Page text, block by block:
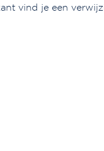
vind je een